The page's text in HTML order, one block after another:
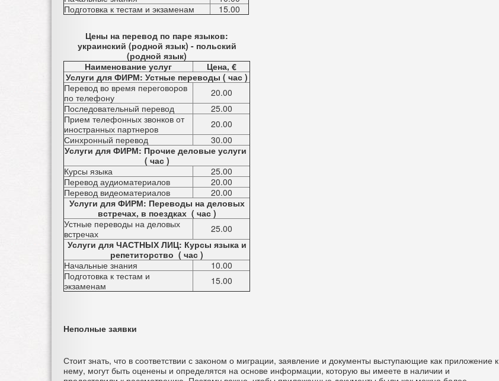
Подготовка к тестам и экзаменам
15.00
Цены на перевод по паре языков:
украинский (родной язык) - польский
(родной язык)
Наименование услуг
Цена, €
Услуги для ФИРМ: Устные переводы ( час )
Перевод во время переговоров
по телефону
20.00
Последовательный перевод
25.00
Прием телефонных звонков от
иностранных партнеров
20.00
Синхронный перевод
30.00
Услуги для ФИРМ: Прочие деловые услуги
( час )
Курсы языка
25.00
Перевод аудиоматериалов
20.00
Перевод видеоматериалов
20.00
Услуги для ФИРМ: Переводы на деловых
встречах, в поездках ( час )
Устные переводы на деловых
встречах
25.00
Услуги для ЧАСТНЫХ ЛИЦ: Курсы языка и
репетиторство ( час )
Начальные знания
10.00
Подготовка к тестам и
экзаменам
15.00
Неполные заявки
Стоит знать, что в соответствии с законом о миграции, заявление и документы выступающие как приложение к
нему, могут быть оценены и определятся на основе информации, которую вы имеете в наличии и